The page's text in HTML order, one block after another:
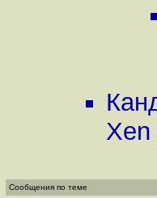
Сообщения по теме